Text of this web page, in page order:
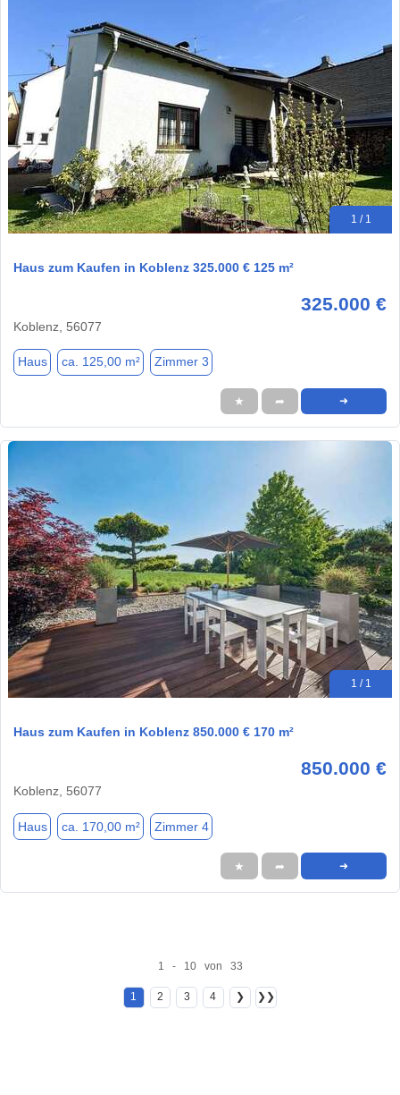
1 / 1
Haus zum Kaufen in Koblenz 325.000 € 125 m²
325.000 €
Koblenz, 56077
Haus ca. 125,00 m² Zimmer 3
★ ➦ ➜
1 / 1
Haus zum Kaufen in Koblenz 850.000 € 170 m²
850.000 €
Koblenz, 56077
Haus ca. 170,00 m² Zimmer 4
★ ➦ ➜
1 - 10 von 33
1 2 3 4 ❯ ❯❯